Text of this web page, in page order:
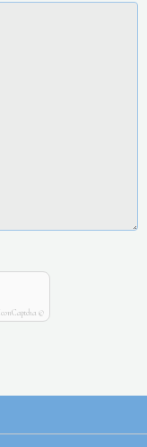
IconCaptcha ©